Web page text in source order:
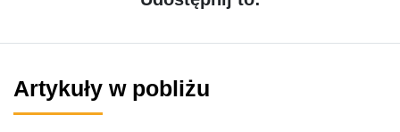
Artykuły w pobliżu